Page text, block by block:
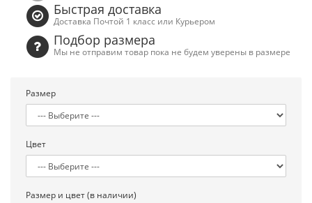
Быстрая доставка
Доставка Почтой 1 класс или Курьером
Подбор размера
Мы не отправим товар пока не будем уверены в размере
Размер
Цвет
Размер и цвет (в наличии)